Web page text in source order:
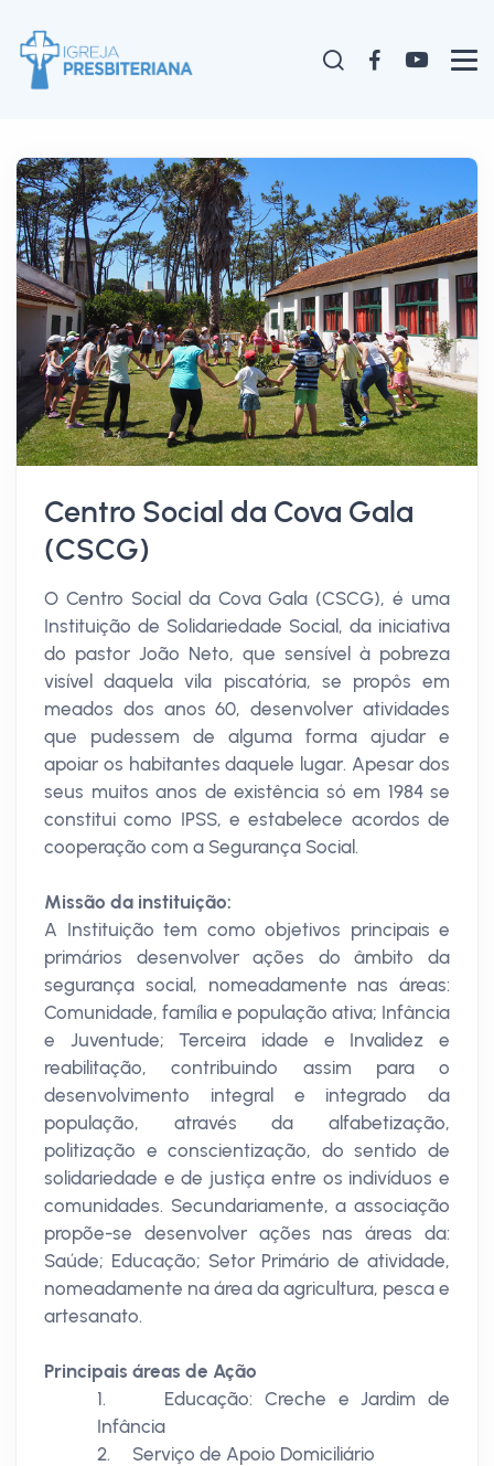
Centro Social da Cova Gala
(CSCG)
O Centro Social da Cova Gala (CSCG), é uma
Instituição de Solidariedade Social, da iniciativa
do pastor João Neto, que sensível à pobreza
visível daquela vila piscatória, se propôs em
meados dos anos 60, desenvolver atividades
que pudessem de alguma forma ajudar e
apoiar os habitantes daquele lugar. Apesar dos
seus muitos anos de existência só em 1984 se
constitui como IPSS, e estabelece acordos de
cooperação com a Segurança Social.
Missão da instituição:
A Instituição tem como objetivos principais e
primários desenvolver ações do âmbito da
segurança social, nomeadamente nas áreas:
Comunidade, família e população ativa; Infância
e Juventude; Terceira idade e Invalidez e
reabilitação, contribuindo assim para o
desenvolvimento integral e integrado da
população, através da alfabetização,
politização e conscientização, do sentido de
solidariedade e de justiça entre os indivíduos e
comunidades. Secundariamente, a associação
propõe-se desenvolver ações nas áreas da:
Saúde; Educação; Setor Primário de atividade,
nomeadamente na área da agricultura, pesca e
artesanato.
Principais áreas de Ação
1. Educação: Creche e Jardim de
Infância
2. Serviço de Apoio Domiciliário